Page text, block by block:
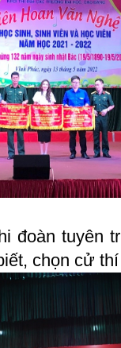
đoàn tuyên
chọn cử